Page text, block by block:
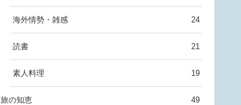
海外情勢・雑感 24
読書 21
素人料理 19
旅の知恵 49